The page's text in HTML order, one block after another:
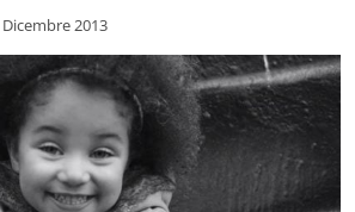
Dicembre 2013